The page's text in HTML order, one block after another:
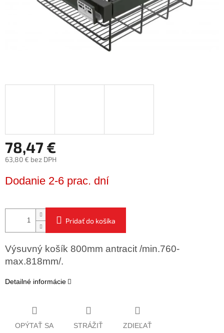
78,47 €
63,80 € bez DPH
cena:
Dodanie 2-6 prac. dní
Pridať do košíka
Výsuvný košík 800mm antracit /min.760-
max.818mm/.
Detailné informácie
OPÝTAŤ SA STRÁŽIŤ ZDIEĽAŤ